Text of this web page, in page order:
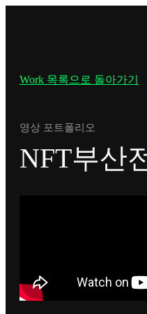
Work 목록으로 돌아가기
영상 포트폴리오
NFT부산